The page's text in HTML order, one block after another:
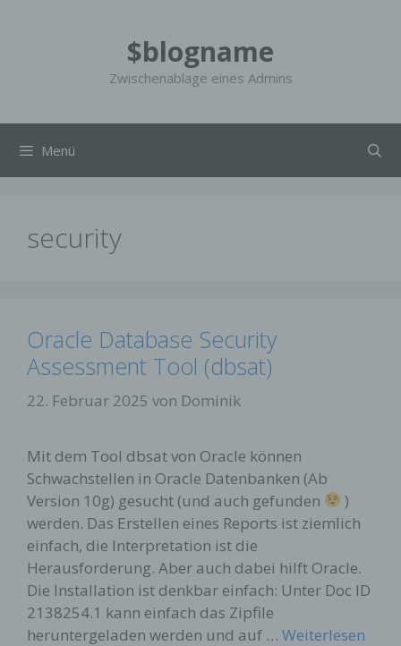
$blogname
Zwischenablage eines Admins
Menü
security
Oracle Database Security
Assessment Tool (dbsat)
22. Februar 2025 von Dominik
Mit dem Tool dbsat von Oracle können
Schwachstellen in Oracle Datenbanken (Ab
Version 10g) gesucht (und auch gefunden
)
werden. Das Erstellen eines Reports ist ziemlich
einfach, die Interpretation ist die
Herausforderung. Aber auch dabei hilft Oracle.
Die Installation ist denkbar einfach: Unter Doc ID
2138254.1 kann einfach das Zipfile
heruntergeladen werden und auf … Weiterlesen